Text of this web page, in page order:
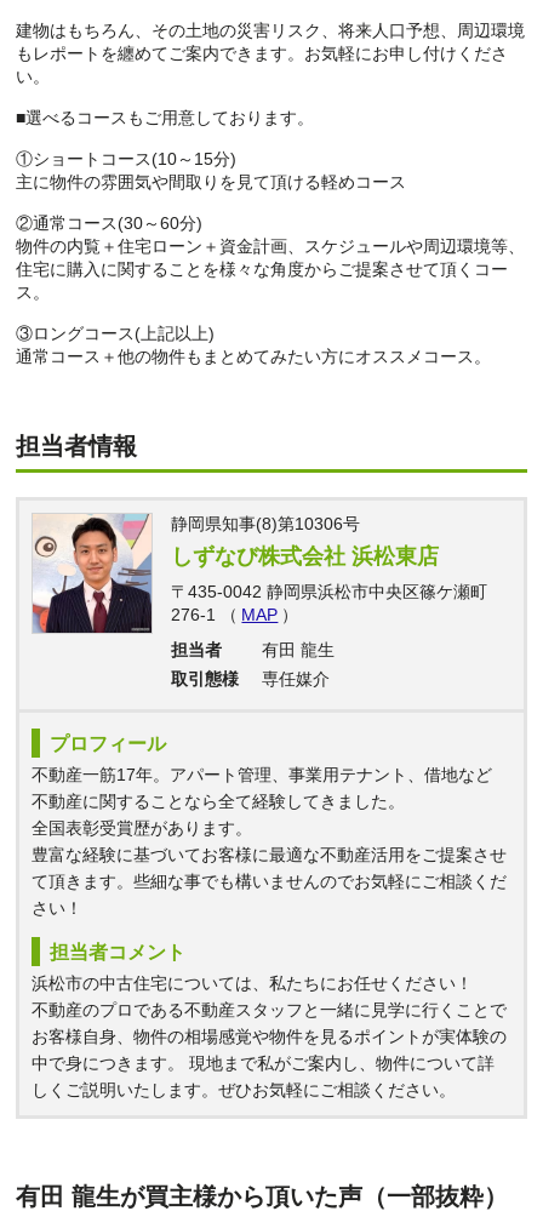
建物はもちろん、その土地の災害リスク、将来人口予想、周辺環境
もレポートを纏めてご案内できます。お気軽にお申し付けくださ
い。
■選べるコースもご用意しております。
①ショートコース(10～15分)
主に物件の雰囲気や間取りを見て頂ける軽めコース
②通常コース(30～60分)
物件の内覧＋住宅ローン＋資金計画、スケジュールや周辺環境等、
住宅に購入に関することを様々な角度からご提案させて頂くコー
ス。
③ロングコース(上記以上)
通常コース＋他の物件もまとめてみたい方にオススメコース。
担当者情報
静岡県知事(8)第10306号
しずなび株式会社 浜松東店
〒435-0042 静岡県浜松市中央区篠ケ瀬町
276-1 （ MAP ）
担当者
有田 龍生
取引態様
専任媒介
プロフィール
不動産一筋17年。アパート管理、事業用テナント、借地など
不動産に関することなら全て経験してきました。
全国表彰受賞歴があります。
豊富な経験に基づいてお客様に最適な不動産活用をご提案させ
て頂きます。些細な事でも構いませんのでお気軽にご相談くだ
さい！
担当者コメント
浜松市の中古住宅については、私たちにお任せください！
不動産のプロである不動産スタッフと一緒に見学に行くことで
お客様自身、物件の相場感覚や物件を見るポイントが実体験の
中で身につきます。 現地まで私がご案内し、物件について詳
しくご説明いたします。ぜひお気軽にご相談ください。
有田 龍生が買主様から頂いた声（一部抜粋）